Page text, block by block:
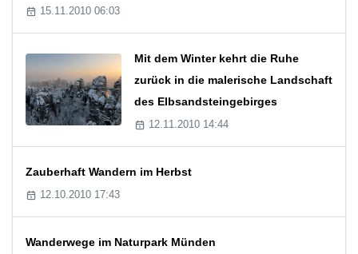
15.11.2010 06:03
Mit dem Winter kehrt die Ruhe
zurück in die malerische Landschaft
des Elbsandsteingebirges
12.11.2010 14:44
Zauberhaft Wandern im Herbst
12.10.2010 17:43
Wanderwege im Naturpark Münden